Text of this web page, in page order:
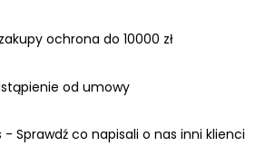
ochrona do 10000 zł
od umowy
- Sprawdź co napisali o nas inni klienci